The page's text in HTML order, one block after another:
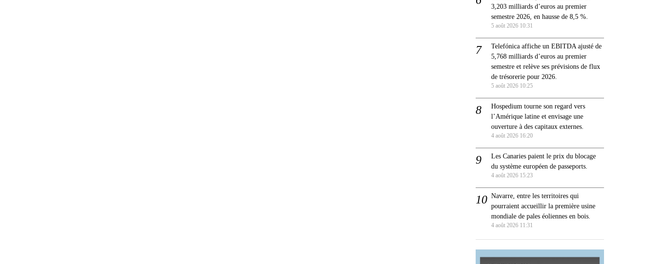
3,203 milliards d’euros au premier
semestre 2026, en hausse de 8,5 %.
5 août 2026 10:31
Telefónica affiche un EBITDA ajusté de
5,768 milliards d’euros au premier
semestre et relève ses prévisions de flux
de trésorerie pour 2026.
5 août 2026 10:25
Hospedium tourne son regard vers
l’Amérique latine et envisage une
ouverture à des capitaux externes.
4 août 2026 16:20
Les Canaries paient le prix du blocage
du système européen de passeports.
4 août 2026 15:23
Navarre, entre les territoires qui
pourraient accueillir la première usine
mondiale de pales éoliennes en bois.
4 août 2026 11:31